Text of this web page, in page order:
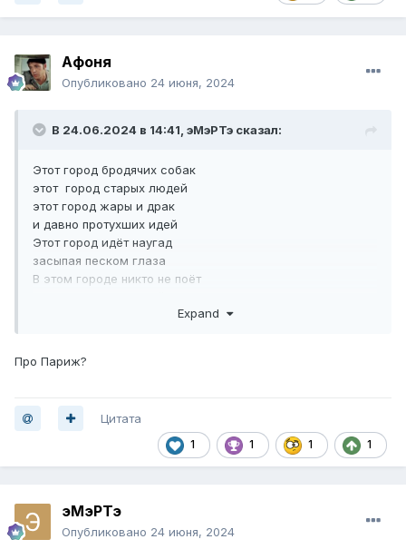
Афоня
Опубликовано 24 июня, 2024
В 24.06.2024 в 14:41, эМэРТэ сказал:
Этот город бродячих собак
этот город старых людей
этот город жары и драк
и давно протухших идей
Этот город идёт наугад
засыпая песком глаза
В этом городе никто не поёт
Expand
Про Париж?
1 1 1 1
Цитата
эМэРТэ
Опубликовано 24 июня, 2024